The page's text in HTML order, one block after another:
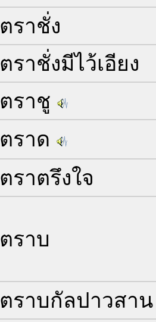
ตราชั่ง
ตราชั่งมีไว้เอียง
ตราชู
ตราด
ตราตรึงใจ
ตราบ
ตราบกัลปาวสาน